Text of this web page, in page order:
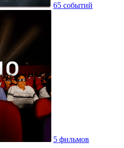
65 событий
5 фильмов